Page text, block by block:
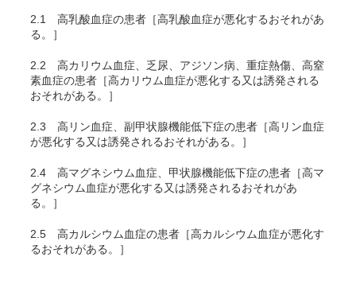
2.1
高乳酸血症の患者［高乳酸血症が悪化するおそれがあ
る。］
2.2 高カリウム血症、乏尿、アジソン病、重症熱傷、高窒
素血症の患者［高カリウム血症が悪化する又は誘発される
おそれがある。］
2.3 高リン血症、副甲状腺機能低下症の患者［高リン血症
が悪化する又は誘発されるおそれがある。］
2.4 高マグネシウム血症、甲状腺機能低下症の患者［高マ
グネシウム血症が悪化する又は誘発されるおそれがあ
る。］
2.5 高カルシウム血症の患者［高カルシウム血症が悪化す
るおそれがある。］